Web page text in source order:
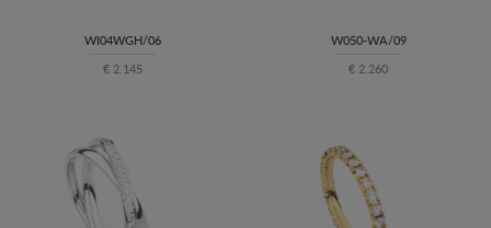
WI04WGH/06
€ 2.145
W050-WA/09
€ 2.260